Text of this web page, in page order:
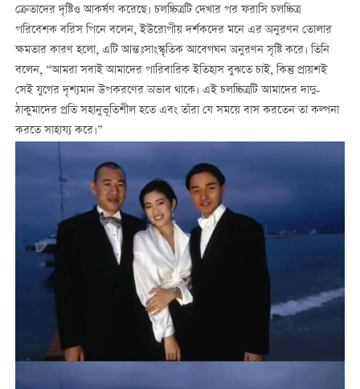
ক্রেতাদের দৃষ্টিও আকর্ষণ করেছে। চলচ্চিত্রটি দেখার পর ফরাসি চলচ্চিত্র
পরিবেশক বরিস পিনে বলেন, ইউরোপীয় দর্শকদের মনে এর অনুরণন তোলার
ক্ষমতার কারণ হলো, এটি আন্তঃসাংস্কৃতিক আবেগঘন অনুরণন সৃষ্টি করে। তিনি
বলেন, “আমরা সবাই আমাদের পারিবারিক ইতিহাস বুঝতে চাই, কিন্তু প্রায়শই
সেই যুগের দৃশ্যমান উপকরণের অভাব থাকে। এই চলচ্চিত্রটি আমাদের দাদু-
ঠাকুমাদের প্রতি সহানুভূতিশীল হতে এবং তাঁরা যে সময়ে বাস করতেন তা কল্পনা
করতে সাহায্য করে।”